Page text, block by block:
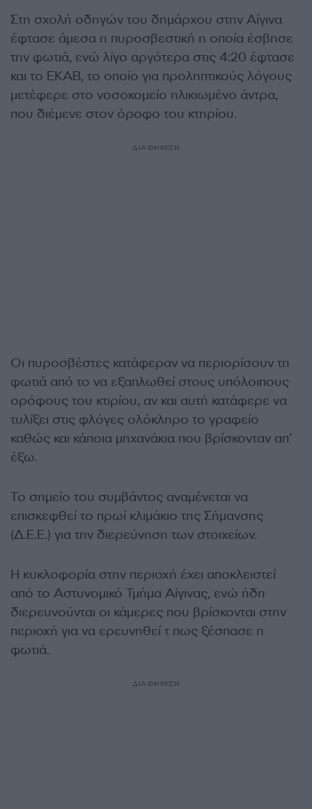
Στη σχολή οδηγών του δημάρχου στην Αίγινα
έφτασε άμεσα η πυροσβεστική η οποία έσβησε
την φωτιά, ενώ λίγο αργότερα στις 4:20 έφτασε
και το ΕΚΑΒ, το οποίο για προληπτικούς λόγους
μετέφερε στο νοσοκομείο ηλικιωμένο άντρα,
που διέμενε στον όροφο του κτηρίου.
ΔΙΑΦΗΜΙΣΗ
Οι πυροσβέστες κατάφεραν να περιορίσουν τη
φωτιά από το να εξαπλωθεί στους υπόλοιπους
ορόφους του κτιρίου, αν και αυτή κατάφερε να
τυλίξει στις φλόγες ολόκληρο το γραφείο
καθώς και κάποια μηχανάκια που βρίσκονταν απ’
έξω.
Το σημείο του συμβάντος αναμένεται να
επισκεφθεί το πρωί κλιμάκιο της Σήμανσης
(Δ.Ε.Ε.) για την διερεύνηση των στοιχείων.
Η κυκλοφορία στην περιοχή έχει αποκλειστεί
από το Αστυνομικό Τμήμα Αίγινας, ενώ ήδη
διερευνούνται οι κάμερες που βρίσκονται στην
περιοχή για να ερευνηθεί τ πως ξέσπασε η
φωτιά.
ΔΙΑΦΗΜΙΣΗ